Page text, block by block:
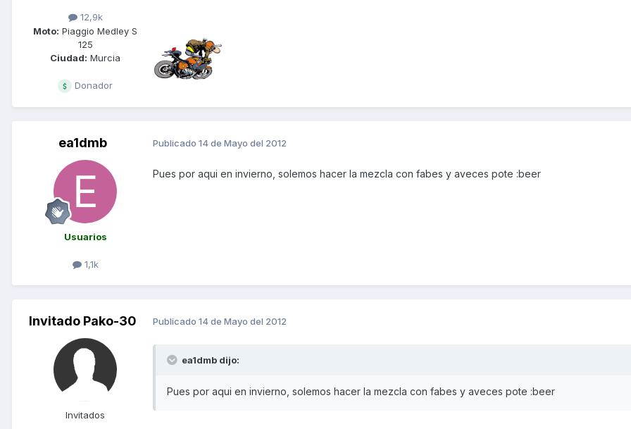
12,9k
Moto: Piaggio Medley S
125
Ciudad: Murcia
Donador
ea1dmb
Usuarios
1,1k
Publicado 14 de Mayo del 2012
Pues por aqui en invierno, solemos hacer la mezcla con fabes y aveces pote :beer
Invitado Pako-30
Invitados
Publicado 14 de Mayo del 2012
ea1dmb dijo:
Pues por aqui en invierno, solemos hacer la mezcla con fabes y aveces pote :beer